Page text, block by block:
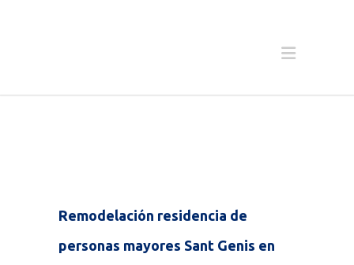
Remodelación residencia de
personas mayores Sant Genis en